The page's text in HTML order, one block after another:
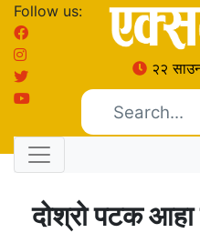
Follow us:
२२
दोश्रो पटक आहा